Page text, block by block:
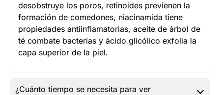
desobstruye los poros, retinoides previenen la
formación de comedones, niacinamida tiene
propiedades antiinflamatorias, aceite de árbol de
té combate bacterias y ácido glicólico exfolia la
capa superior de la piel.
¿Cuánto tiempo se necesita para ver